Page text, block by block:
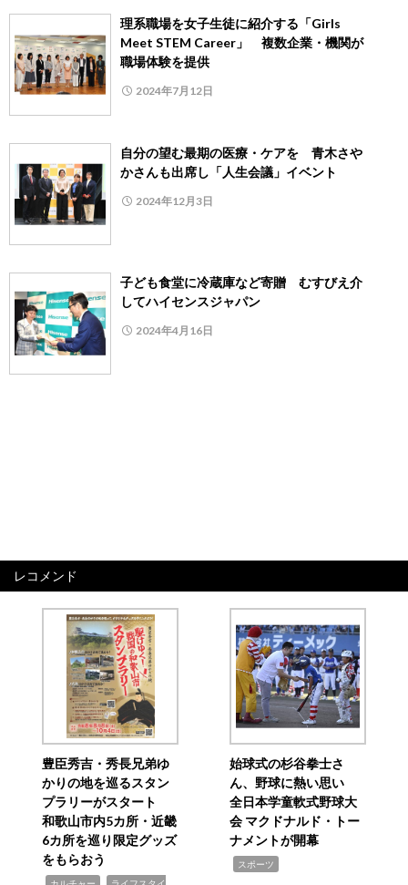
理系職場を女子生徒に紹介する「Girls
Meet STEM Career」 複数企業・機関が
職場体験を提供
2024年7月12日
自分の望む最期の医療・ケアを 青木さや
かさんも出席し「人生会議」イベント
2024年12月3日
子ども食堂に冷蔵庫など寄贈 むすびえ介
してハイセンスジャパン
2024年4月16日
レコメンド
豊臣秀吉・秀長兄弟ゆ
かりの地を巡るスタン
プラリーがスタート
和歌山市内5カ所・近畿
6カ所を巡り限定グッズ
をもらおう
始球式の杉谷拳士さ
ん、野球に熱い思い
全日本学童軟式野球大
会 マクドナルド・トー
ナメントが開幕
スポーツ